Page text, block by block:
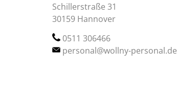
Schillerstraße 31
30159 Hannover
0511 306466
personal@wollny-personal.de